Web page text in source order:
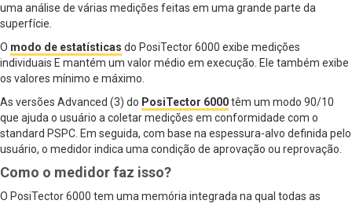
uma análise de várias medições feitas em uma grande parte da
superfície.
O modo de estatísticas do PosiTector 6000 exibe medições
individuais E mantém um valor médio em execução. Ele também exibe
os valores mínimo e máximo.
As versões Advanced (3) do PosiTector 6000têm um modo 90/10
que ajuda o usuário a coletar medições em conformidade com o
standard PSPC. Em seguida, com base na espessura-alvo definida pelo
usuário, o medidor indica uma condição de aprovação ou reprovação.
Como o medidor faz isso?
O PosiTector 6000 tem uma memória integrada na qual todas as